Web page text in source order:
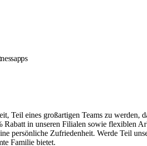
eines großartigen Teams zu werden,
in unseren Filialen sowie flexiblen
Zufriedenheit. Werde Teil
Familie bietet.